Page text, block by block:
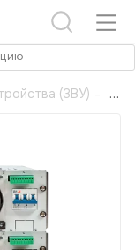
(ЗВУ) -